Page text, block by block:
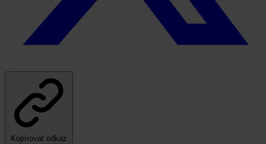
Kopírovat odkaz